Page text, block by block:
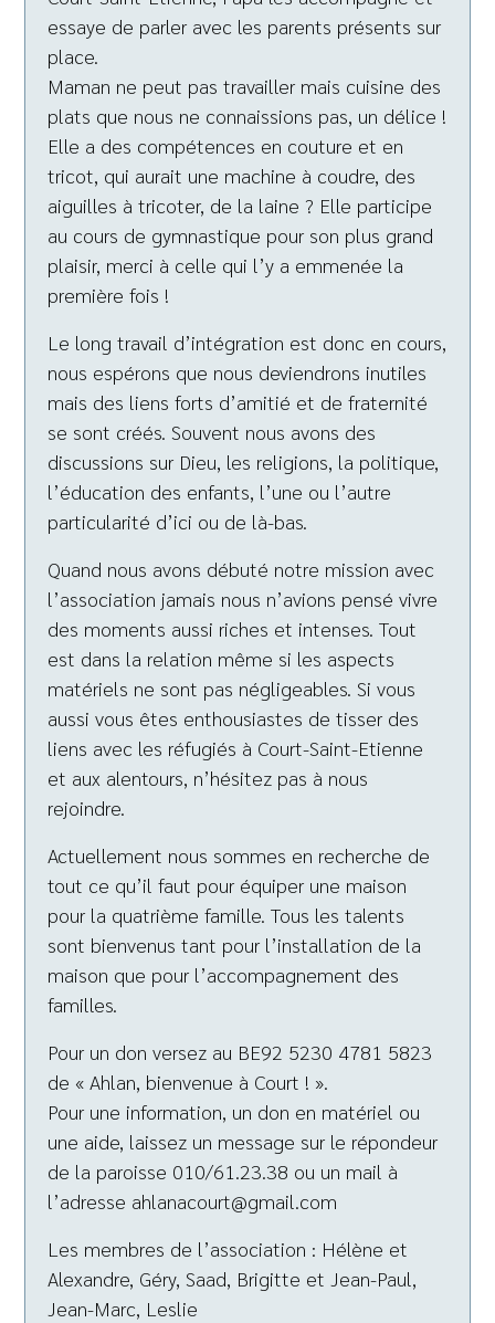
essaye de parler avec les parents présents sur
place.
Maman ne peut pas travailler mais cuisine des
plats que nous ne connaissions pas, un délice !
Elle a des compétences en couture et en
tricot, qui aurait une machine à coudre, des
aiguilles à tricoter, de la laine ? Elle participe
au cours de gymnastique pour son plus grand
plaisir, merci à celle qui l’y a emmenée la
première fois !
Le long travail d’intégration est donc en cours,
nous espérons que nous deviendrons inutiles
mais des liens forts d’amitié et de fraternité
se sont créés. Souvent nous avons des
discussions sur Dieu, les religions, la politique,
l’éducation des enfants, l’une ou l’autre
particularité d’ici ou de là-bas.
Quand nous avons débuté notre mission avec
l’association jamais nous n’avions pensé vivre
des moments aussi riches et intenses. Tout
est dans la relation même si les aspects
matériels ne sont pas négligeables. Si vous
aussi vous êtes enthousiastes de tisser des
liens avec les réfugiés à Court-Saint-Etienne
et aux alentours, n’hésitez pas à nous
rejoindre.
Actuellement nous sommes en recherche de
tout ce qu’il faut pour équiper une maison
pour la quatrième famille. Tous les talents
sont bienvenus tant pour l’installation de la
maison que pour l’accompagnement des
familles.
Pour un don versez au BE92 5230 4781 5823
de « Ahlan, bienvenue à Court ! ».
Pour une information, un don en matériel ou
une aide, laissez un message sur le répondeur
de la paroisse 010/61.23.38 ou un mail à
l’adresse ahlanacourt@gmail.com
Les membres de l’association : Hélène et
Alexandre, Géry, Saad, Brigitte et Jean-Paul,
Jean-Marc, Leslie